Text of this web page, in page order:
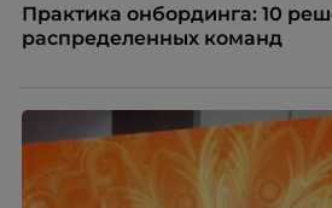
Практика онбординга: 10
распределенных команд